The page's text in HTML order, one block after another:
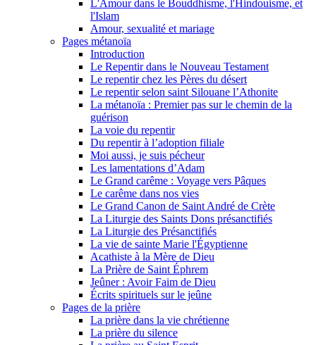
L'Amour dans le Bouddhisme, l'Hindouisme, et
l'Islam
Amour, sexualité et mariage
Pages métanoïa
Introduction
Le Repentir dans le Nouveau Testament
Le repentir chez les Pères du désert
Le repentir selon saint Silouane l’Athonite
La métanoïa : Premier pas sur le chemin de la
guérison
La voie du repentir
Du repentir à l’adoption filiale
Moi aussi, je suis pécheur
Les lamentations d’Adam
Le Grand carême : Voyage vers Pâques
Le carême dans nos vies
Le Grand Canon de Saint André de Crète
La Liturgie des Saints Dons présanctifiés
La Liturgie des Présanctifiés
La vie de sainte Marie l'Égyptienne
Acathiste à la Mère de Dieu
La Prière de Saint Éphrem
Jeûner : Avoir Faim de Dieu
Écrits spirituels sur le jeûne
Pages de la prière
La prière dans la vie chrétienne
La prière du silence